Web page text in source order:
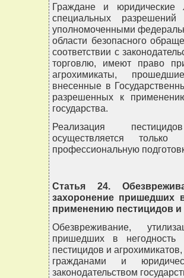
Граждане и юридические
специальных
уполномоченными
области безопасного
соответствии с
торговлю, имеют право
агрохимикаты,
внесенные в
разрешенных к
государства.
Реализация
осуществляется
профессиональную
Статья 24.
захоронение пришедших
применению пестицидов и
Обезвреживание,
пришедших в
пестицидов и
гражданами и
законодательством